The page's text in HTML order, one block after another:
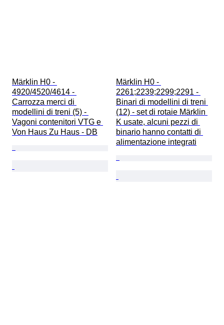
Märklin H0 -
4920/4520/4614 -
Carrozza merci di
modellini di treni (5) -
Vagoni contenitori VTG e
Von Haus Zu Haus - DB
Märklin H0 -
2261;2239;2299;2291 -
Binari di modellini di treni
(12) - set di rotaie Märklin
K usate, alcuni pezzi di
binario hanno contatti di
alimentazione integrati